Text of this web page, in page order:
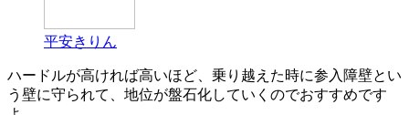
平安きりん
ハードルが高ければ高いほど、乗り越えた時に参入障壁とい
う壁に守られて、地位が盤石化していくのでおすすめです